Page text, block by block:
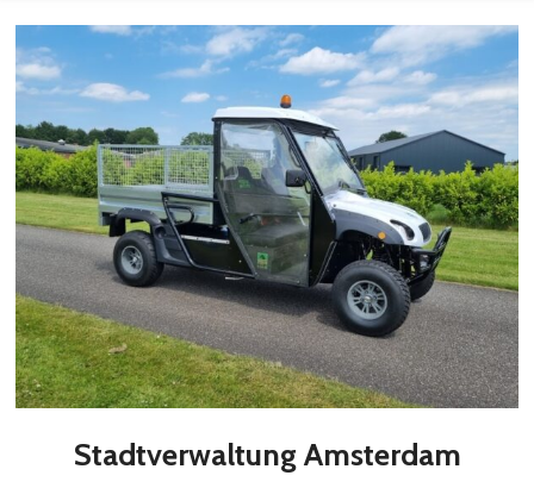
Stadtverwaltung Amsterdam